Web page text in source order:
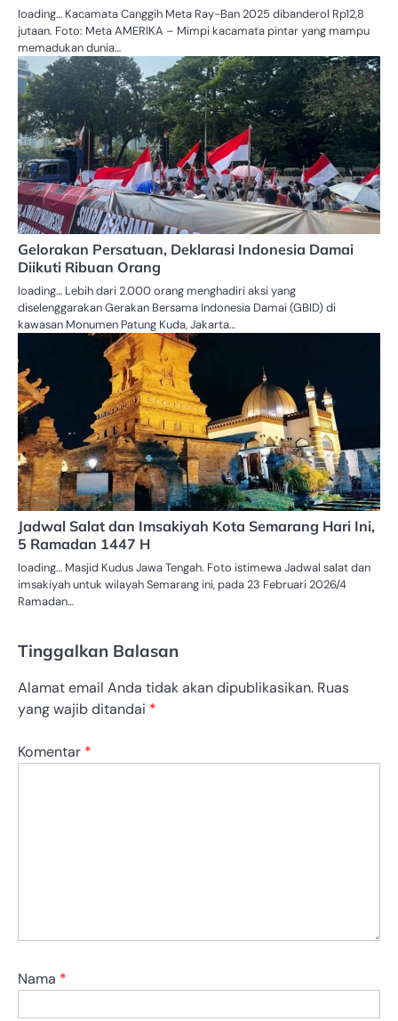
loading… Kacamata Canggih Meta Ray-Ban 2025 dibanderol Rp12,8
jutaan. Foto: Meta AMERIKA – Mimpi kacamata pintar yang mampu
memadukan dunia…
Gelorakan Persatuan, Deklarasi Indonesia Damai
Diikuti Ribuan Orang
loading… Lebih dari 2.000 orang menghadiri aksi yang
diselenggarakan Gerakan Bersama Indonesia Damai (GBID) di
kawasan Monumen Patung Kuda, Jakarta…
Jadwal Salat dan Imsakiyah Kota Semarang Hari Ini,
5 Ramadan 1447 H
loading… Masjid Kudus Jawa Tengah. Foto istimewa Jadwal salat dan
imsakiyah untuk wilayah Semarang ini, pada 23 Februari 2026/4
Ramadan…
Tinggalkan Balasan
Alamat email Anda tidak akan dipublikasikan. Ruas
yang wajib ditandai *
Komentar *
Nama *